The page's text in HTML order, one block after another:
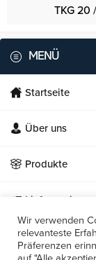
TKG 20
MENÜ
Startseite
Über uns
Produkte
Lieferservice
Unsere
Wir verwenden
relevanteste
Präferenzen